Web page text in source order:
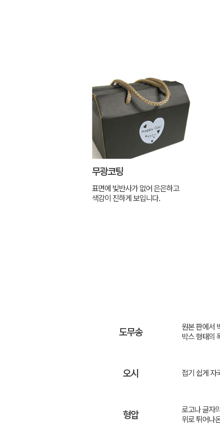
무광코팅
표면에 빛반사가 없어 은은하고
색감이 진하게 보입니다.
도무송
원본 판에서
박스 형태의
오시 접기 쉽게 자
형압
로고나 글자
위로 튀어나